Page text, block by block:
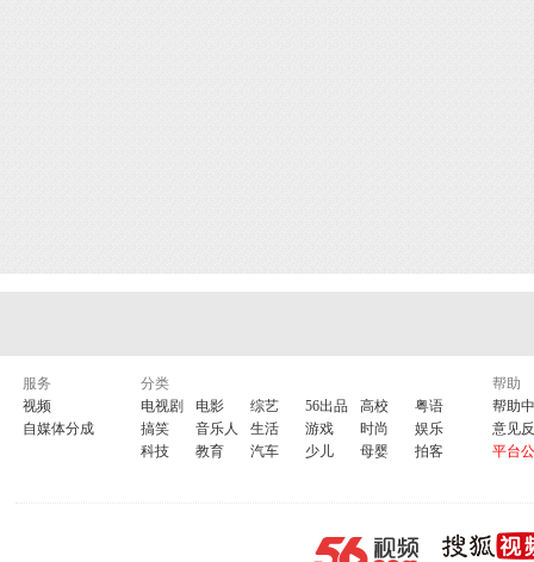
服务
视频
自媒体分成
分类
电视剧
电影 综艺 56出品 高校
粤语
搞笑
音乐人 生活 游戏 时尚
娱乐
科技
教育 汽车 少儿 母婴 拍客
帮助
帮助
意见
平台